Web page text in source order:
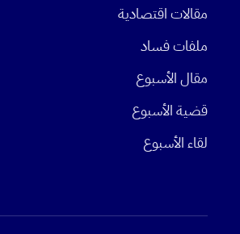
مقالات اقتصادية
ملفات فساد
مقال الأسبوع
قضية الأسبوع
لقاء الأسبوع